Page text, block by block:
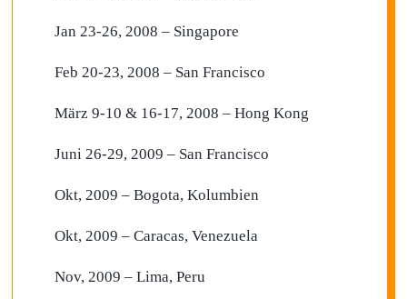
Jan 23-26, 2008 – Singapore
Feb 20-23, 2008 – San Francisco
März 9-10 & 16-17, 2008 – Hong Kong
Juni 26-29, 2009 – San Francisco
Okt, 2009 – Bogota, Kolumbien
Okt, 2009 – Caracas, Venezuela
Nov, 2009 – Lima, Peru